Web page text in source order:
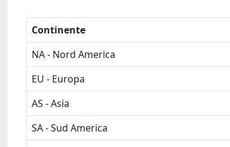
Continente
NA - Nord America
EU - Europa
AS - Asia
SA - Sud America